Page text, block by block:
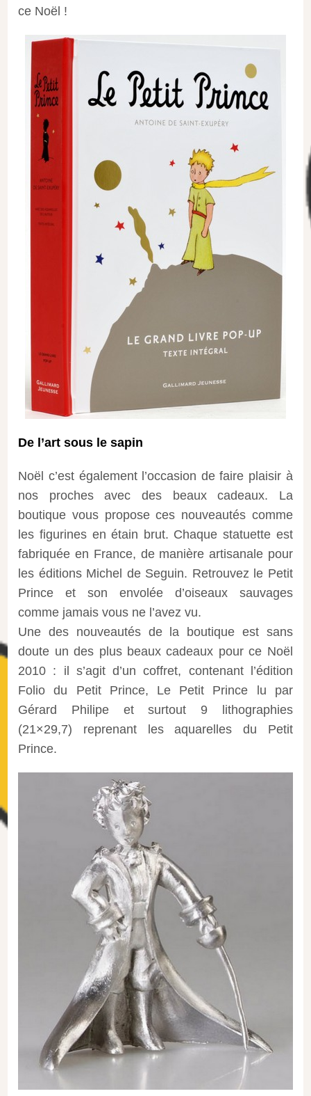
ce Noël !
De l’art sous le sapin
Noël c’est également l’occasion de faire plaisir à
nos proches avec des beaux cadeaux. La
boutique vous propose ces nouveautés comme
les figurines en étain brut. Chaque statuette est
fabriquée en France, de manière artisanale pour
les éditions Michel de Seguin. Retrouvez le Petit
Prince et son envolée d’oiseaux sauvages
comme jamais vous ne l’avez vu.
Une des nouveautés de la boutique est sans
doute un des plus beaux cadeaux pour ce Noël
2010 : il s’agit d’un coffret, contenant l’édition
Folio du Petit Prince, Le Petit Prince lu par
Gérard Philipe et surtout 9 lithographies
(21×29,7) reprenant les aquarelles du Petit
Prince.